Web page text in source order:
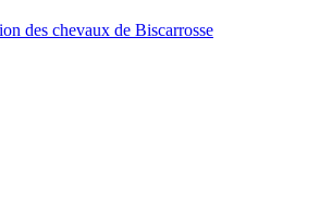
des chevaux de Biscarrosse